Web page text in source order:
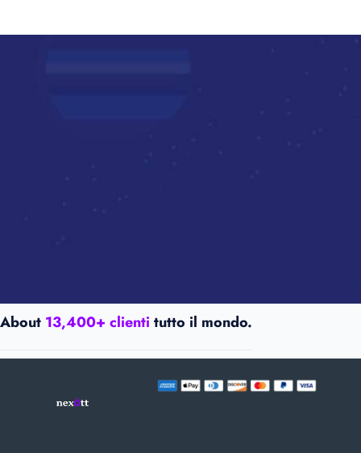
About 13,400+ clienti tutto il mondo.